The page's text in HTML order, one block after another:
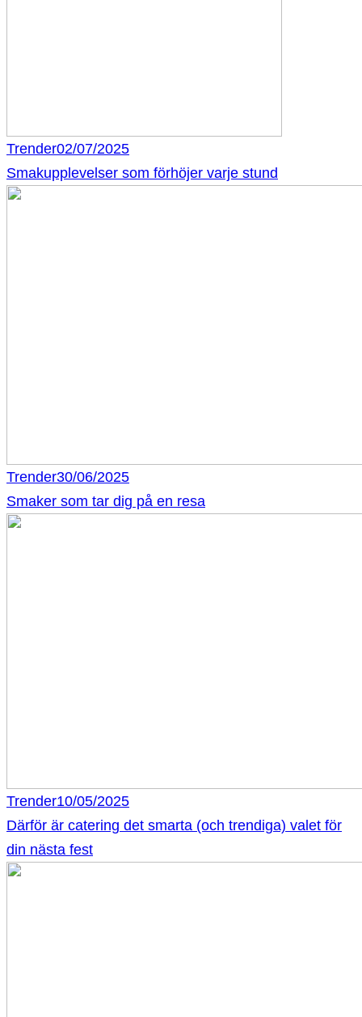
Trender02/07/2025
Smakupplevelser som förhöjer varje stund
Trender30/06/2025
Smaker som tar dig på en resa
Trender10/05/2025
Därför är catering det smarta (och trendiga) valet för
din nästa fest